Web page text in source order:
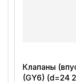
Клапаны
(GY6) (d=24